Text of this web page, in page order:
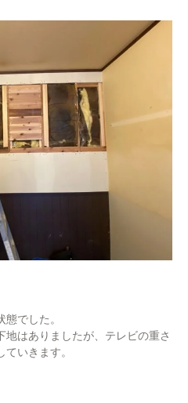
でした。
はありましたが、テレビの重さ
いきます。